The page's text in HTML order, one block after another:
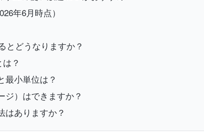
年6月時点）
とどうなりますか？
？
最小単位は？
ジ）はできますか？
はありますか？